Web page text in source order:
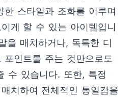
한 스타일과 조화를 이루며
게 할 수 있는 아이템입니
을 매치하거나, 독특한 디
인트를 주는 것만으로도
수 있습니다. 또한, 특정
치하여 전체적인 통일감을